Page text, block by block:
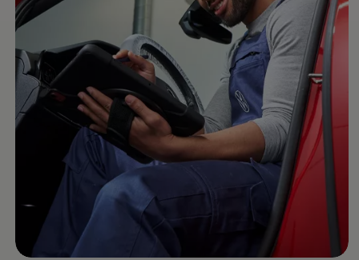
Match Maker 登録・ログイン
補助金・エコカー優遇制度
補助金・エコカー優遇制度
ID.4
Golf
Golf Variant
Passat
ID. Buzz
アフターサービス
サービスと純正部品
フォルクスワーゲン純正部品のメリット
点検と車検
修理と点検
エンジンオイルおよびフルード類
ホイールとタイヤ
路上故障に関するサポート
フォルクスワーゲンサービス
アクセサリー